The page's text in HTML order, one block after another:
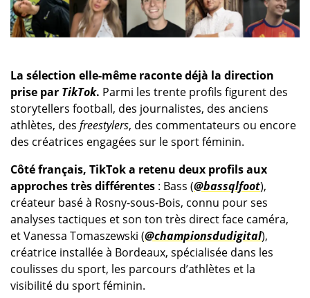
La sélection elle-même raconte déjà la direction
prise par TikTok. Parmi les trente profils figurent des
storytellers football, des journalistes, des anciens
athlètes, des freestylers, des commentateurs ou encore
des créatrices engagées sur le sport féminin.
Côté français, TikTok a retenu deux profils aux
approches très différentes : Bass (@bassqlfoot),
créateur basé à Rosny-sous-Bois, connu pour ses
analyses tactiques et son ton très direct face caméra,
et Vanessa Tomaszewski (@championsdudigital),
créatrice installée à Bordeaux, spécialisée dans les
coulisses du sport, les parcours d’athlètes et la
visibilité du sport féminin.